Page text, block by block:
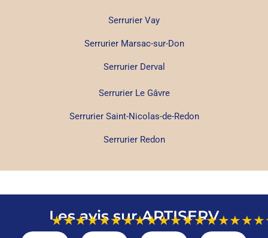
Serrurier Vay
Serrurier Marsac-sur-Don
Serrurier Derval
Serrurier Le Gâvre
Serrurier Saint-Nicolas-de-Redon
Serrurier Redon
Les avis sur ARTISERV
★★★★★★★★★★★★★★★